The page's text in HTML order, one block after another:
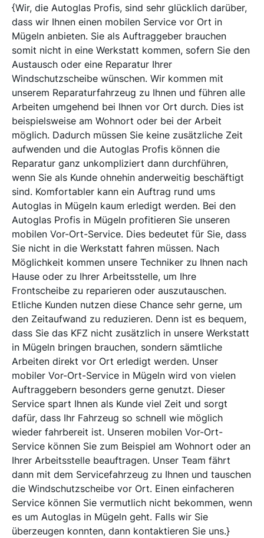
{Wir, die Autoglas Profis, sind sehr glücklich darüber,
dass wir Ihnen einen mobilen Service vor Ort in
Mügeln anbieten. Sie als Auftraggeber brauchen
somit nicht in eine Werkstatt kommen, sofern Sie den
Austausch oder eine Reparatur Ihrer
Windschutzscheibe wünschen. Wir kommen mit
unserem Reparaturfahrzeug zu Ihnen und führen alle
Arbeiten umgehend bei Ihnen vor Ort durch. Dies ist
beispielsweise am Wohnort oder bei der Arbeit
möglich. Dadurch müssen Sie keine zusätzliche Zeit
aufwenden und die Autoglas Profis können die
Reparatur ganz unkompliziert dann durchführen,
wenn Sie als Kunde ohnehin anderweitig beschäftigt
sind. Komfortabler kann ein Auftrag rund ums
Autoglas in Mügeln kaum erledigt werden. Bei den
Autoglas Profis in Mügeln profitieren Sie unseren
mobilen Vor-Ort-Service. Dies bedeutet für Sie, dass
Sie nicht in die Werkstatt fahren müssen. Nach
Möglichkeit kommen unsere Techniker zu Ihnen nach
Hause oder zu Ihrer Arbeitsstelle, um Ihre
Frontscheibe zu reparieren oder auszutauschen.
Etliche Kunden nutzen diese Chance sehr gerne, um
den Zeitaufwand zu reduzieren. Denn ist es bequem,
dass Sie das KFZ nicht zusätzlich in unsere Werkstatt
in Mügeln bringen brauchen, sondern sämtliche
Arbeiten direkt vor Ort erledigt werden. Unser
mobiler Vor-Ort-Service in Mügeln wird von vielen
Auftraggebern besonders gerne genutzt. Dieser
Service spart Ihnen als Kunde viel Zeit und sorgt
dafür, dass Ihr Fahrzeug so schnell wie möglich
wieder fahrbereit ist. Unseren mobilen Vor-Ort-
Service können Sie zum Beispiel am Wohnort oder an
Ihrer Arbeitsstelle beauftragen. Unser Team fährt
dann mit dem Servicefahrzeug zu Ihnen und tauschen
die Windschutzscheibe vor Ort. Einen einfacheren
Service können Sie vermutlich nicht bekommen, wenn
es um Autoglas in Mügeln geht. Falls wir Sie
überzeugen konnten, dann kontaktieren Sie uns.}